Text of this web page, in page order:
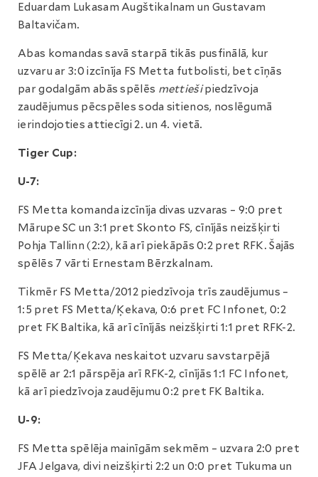
Eduardam Lukasam Augštikalnam un Gustavam
Baltavičam.
Abas komandas savā starpā tikās pusfinālā, kur
uzvaru ar 3:0 izcīnīja FS Metta futbolisti, bet cīņās
par godalgām abās spēlēs mettiešipiedzīvoja
zaudējumus pēcspēles soda sitienos, noslēgumā
ierindojoties attiecīgi 2. un 4. vietā.
Tiger Cup:
U-7:
FS Metta komanda izcīnīja divas uzvaras – 9:0 pret
Mārupe SC un 3:1 pret Skonto FS, cīnījās neizšķirti
Pohja Tallinn (2:2), kā arī piekāpās 0:2 pret RFK. Šajās
spēlēs 7 vārti Ernestam Bērzkalnam.
Tikmēr FS Metta/2012 piedzīvoja trīs zaudējumus –
1:5 pret FS Metta/Ķekava, 0:6 pret FC Infonet, 0:2
pret FK Baltika, kā arī cīnījās neizšķirti 1:1 pret RFK-2.
FS Metta/Ķekava neskaitot uzvaru savstarpējā
spēlē ar 2:1 pārspēja arī RFK-2, cīnījās 1:1 FC Infonet,
kā arī piedzīvoja zaudējumu 0:2 pret FK Baltika.
U-9:
FS Metta spēlēja mainīgām sekmēm – uzvara 2:0 pret
JFA Jelgava, divi neizšķirti 2:2 un 0:0 pret Tukuma un